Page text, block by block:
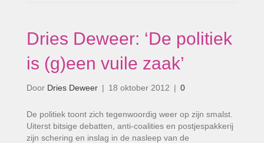
Dries Deweer: ‘De politiek
is (g)een vuile zaak’
Door Dries Deweer | 18 oktober 2012 | 0
De politiek toont zich tegenwoordig weer op zijn smalst.
Uiterst bitsige debatten, anti-coalities en postjespakkerij
zijn schering en inslag in de nasleep van de